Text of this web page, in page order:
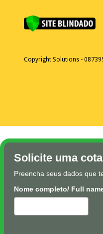
Copyright Solutions -
Solicite uma
Preencha seus dados que
Nome completo/ Full